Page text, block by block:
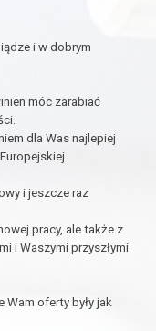
i w dobrym
móc zarabiać
dla Was najlepiej
i jeszcze raz
pracy, ale także z
i Waszymi przyszłymi
Wam oferty były jak